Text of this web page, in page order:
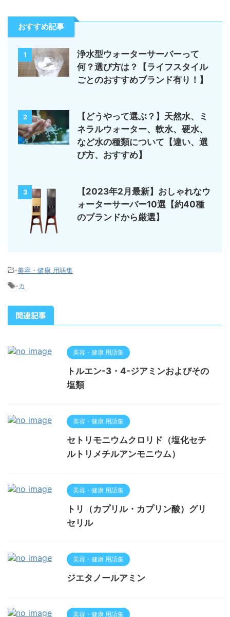
おすすめ記事
1
浄水型ウォーターサーバーって
何？選び方は？【ライフスタイル
ごとのおすすめブランド有り！】
2
【どうやって選ぶ？】天然水、ミ
ネラルウォーター、軟水、硬水、
など水の種類について【違い、選
び方、おすすめ】
3
【2023年2月最新】おしゃれなウ
ォーターサーバー10選【約40種
のブランドから厳選】
-美容・健康 用語集
-カ
関連記事
美容・健康 用語集
トルエン-3・4-ジアミンおよびその
塩類
美容・健康 用語集
セトリモニウムクロリド（塩化セチ
ルトリメチルアンモニウム）
美容・健康 用語集
トリ（カプリル・カプリン酸）グリ
セリル
美容・健康 用語集
ジエタノールアミン
美容・健康 用語集